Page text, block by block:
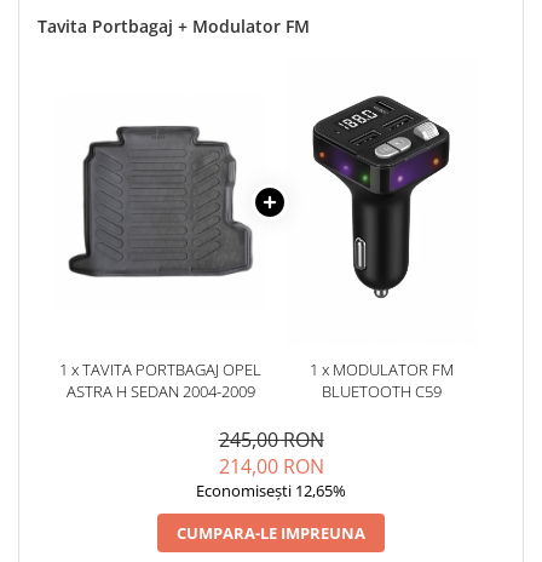
Tavita Portbagaj + Modulator FM
1 x TAVITA PORTBAGAJ OPEL
ASTRA H SEDAN 2004-2009
1 x MODULATOR FM
BLUETOOTH C59
245,00 RON
214,00 RON
Economisești 12,65%
CUMPARA-LE IMPREUNA